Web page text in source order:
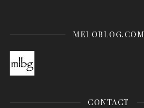
MELOBLOG.COM
CONTACT